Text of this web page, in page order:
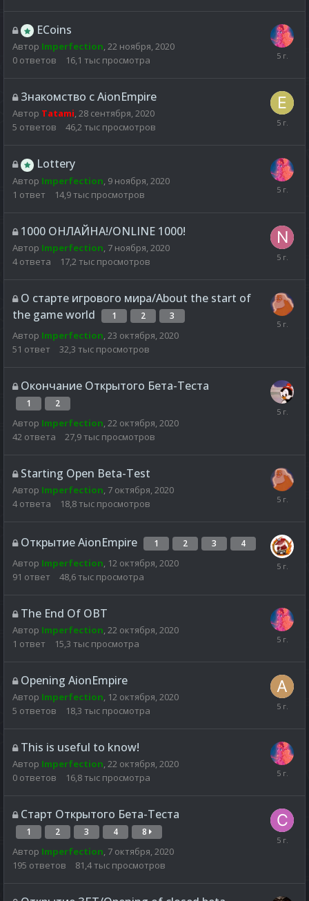
ECoins
Автор Imperfection,22 ноября, 2020
0 ответов 16,1 тыс просмотра
Знакомство с AionEmpire
Автор Tatami,28 сентября, 2020
5 ответов 46,2 тыс просмотров
Lottery
Автор Imperfection 9 ноября, 2020
1 ответ 14,9 тыс просмотров
1000 ОНЛАЙНА!/ONLINE 1000!
Автор Imperfection 7 ноября, 2020
4 ответа 17,2 тыс просмотров
О старте игрового мира/About the start of
the game world
1 2 3
Автор Imperfection 23 октября, 2020
51 ответ 32,3 тыс просмотров
Окончание Открытого Бета-Теста
1 2
Автор Imperfection 22 октября, 2020
42 ответа 27,9 тыс просмотров
Starting Open Beta-Test
Автор Imperfection 7 октября, 2020
4 ответа 18,8 тыс просмотров
Открытие AionEmpire 1 2 3 4
Автор Imperfection 12 октября, 2020
91 ответ 48,6 тыс просмотра
The End Of OBT
Автор Imperfection 22 октября, 2020
1 ответ 15,3 тыс просмотра
Opening AionEmpire
Автор Imperfection 12 октября, 2020
5 ответов 18,3 тыс просмотра
This is useful to know!
Автор Imperfection 22 октября, 2020
0 ответов 16,8 тыс просмотра
Старт Открытого Бета-Теста
1 2 3 4 8
Автор Imperfection 7 октября, 2020
195 ответов 81,4 тыс просмотров